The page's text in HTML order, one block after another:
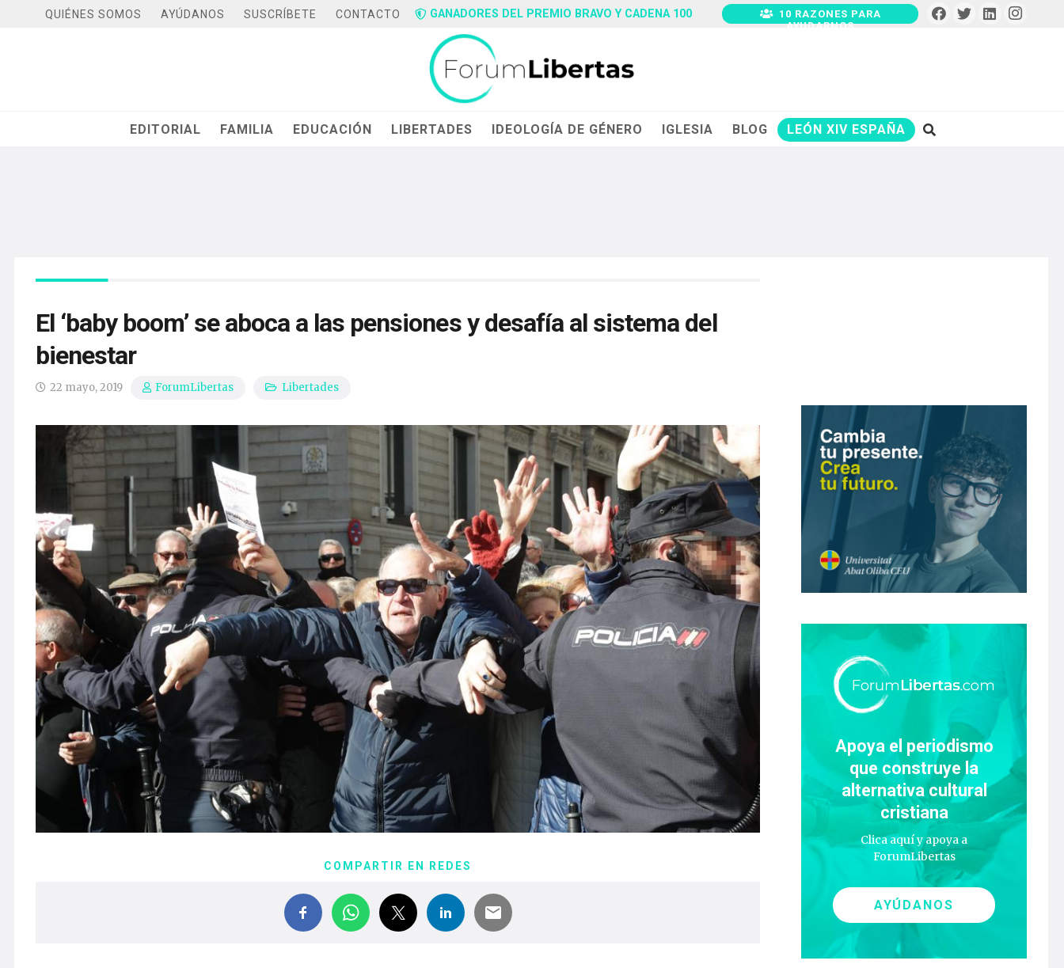
QUIÉNES SOMOS AYÚDANOS SUSCRÍBETE CONTACTO GANADORES DEL PREMIO BRAVO Y CADENA 100
10 RAZONES PARA
AYUDARNOS
EDITORIAL FAMILIA EDUCACIÓN LIBERTADES IDEOLOGÍA DE GÉNERO IGLESIA BLOG LEÓN XIV ESPAÑA
El ‘baby boom’ se aboca a las pensiones y desafía al sistema del
bienestar
22 mayo, 2019 ForumLibertas Libertades
COMPARTIR EN REDES
Apoya el periodismo
que construye la
alternativa cultural
cristiana
Clica aquí y apoya a
ForumLibertas
AYÚDANOS